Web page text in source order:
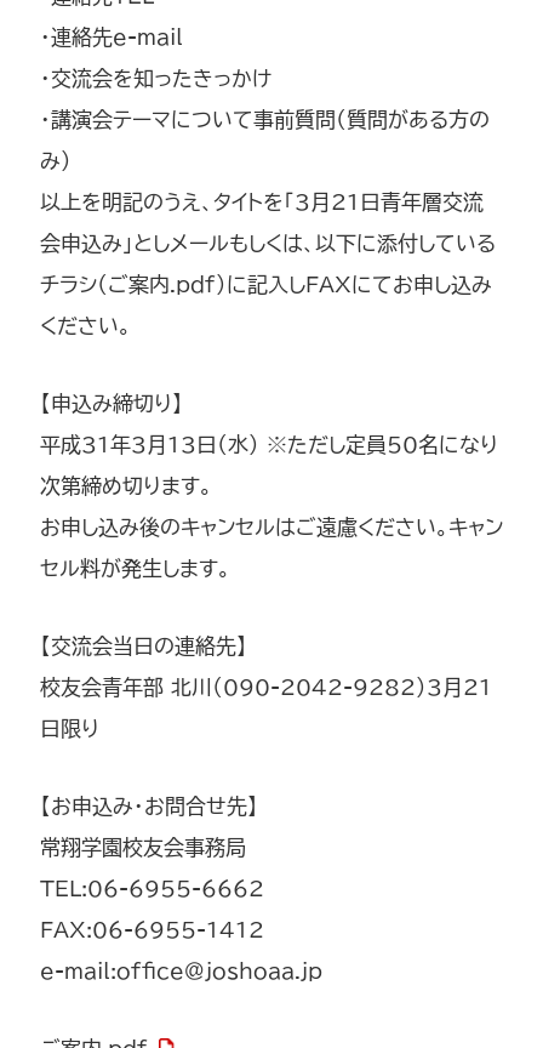
・連絡先e-mail
・交流会を知ったきっかけ
・講演会テーマについて事前質問（質問がある方の
み）
以上を明記のうえ、タイトを「3月21日青年層交流
会申込み」としメールもしくは、以下に添付している
チラシ（ご案内.pdf）に記入しFAXにてお申し込み
ください。
【申込み締切り】
平成31年3月13日（水） ※ただし定員50名になり
次第締め切ります。
お申し込み後のキャンセルはご遠慮ください。キャン
セル料が発生します。
【交流会当日の連絡先】
校友会青年部 北川（090-2042-9282）3月21
日限り
【お申込み・お問合せ先】
常翔学園校友会事務局
TEL:06-6955-6662
FAX:06-6955-1412
e-mail:office@joshoaa.jp